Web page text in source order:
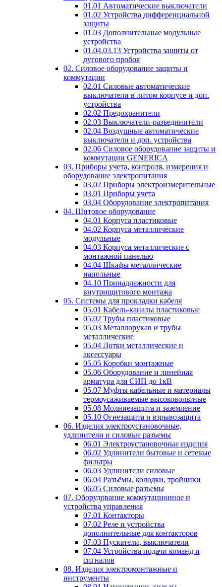
01.01 Автоматические выключатели
01.02 Устройства дифференциальной
защиты
01.03 Дополнительные модульные
устройства
01.04.03.13 Устройства защиты от
дугового пробоя
02. Силовое оборудование защиты и
коммутации
02.01 Силовые автоматические
выключатели в литом корпусе и доп.
устройства
02.02 Предохранители
02.03 Выключатели-разъединители
02.04 Воздушные автоматические
выключатели и доп. устройства
02.06 Силовое оборудование защиты и
коммутации GENERICA
03. Приборы учета, контроля, измерения и
оборудование электропитания
03.02 Приборы электроизмерительные
03.01 Приборы учета
03.04 Оборудование электропитания
04. Щитовое оборудование
04.01 Корпуса пластиковые
04.02 Корпуса металлические
модульные
04.03 Корпуса металлические с
монтажной панелью
04.04 Шкафы металлические
напольные
04.10 Принадлежности для
внутрищитового монтажа
05. Системы для прокладки кабеля
05.01 Кабель-каналы пластиковые
05.02 Трубы пластиковые
05.03 Металлорукав и трубы
металлические
05.04 Лотки металлические и
аксессуары
05.05 Коробки монтажные
05.06 Оборудование и линейная
арматура для СИП до 1кВ
05.07 Муфты кабельные и материалы
термоусаживаемые высоковольтные
05.08 Молниезащита и заземление
05.10 Огнезащита и взрывозащита
06. Изделия электроустановочные,
удлинители и силовые разъемы
06.01 Электроустановочные изделия
06.02 Удлинители бытовые и сетевые
фильтры
06.03 Удлинители силовые
06.04 Разъёмы, колодки, тройники
06.05 Силовые разъемы
07. Оборудование коммутационное и
устройства управления
07.01 Контакторы
07.02 Реле и устройства
дополнительные для контакторов
07.03 Пускатели, выключатели
07.04 Устройства подачи команд и
сигналов
08. Изделия электромонтажные и
инструменты